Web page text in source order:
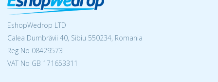
EshopWedrop LTD
Calea Dumbrăvii 40, Sibiu 550234, Romania
Reg No 08429573
VAT No GB 171653311